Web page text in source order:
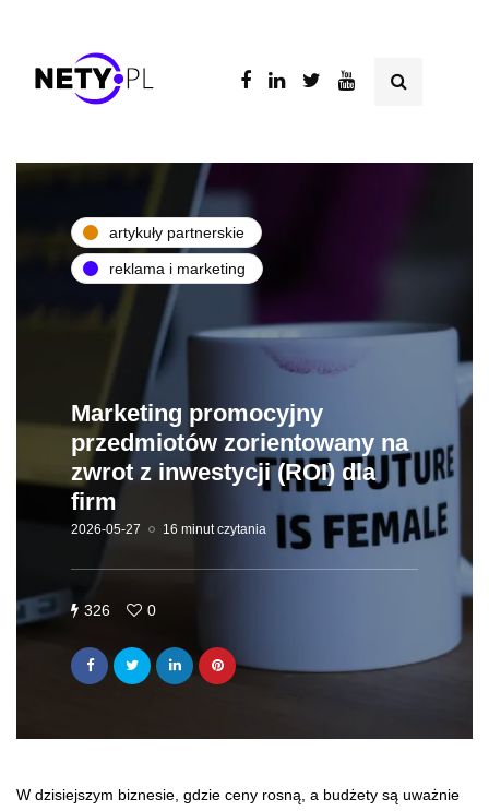
artykuły partnerskie
reklama i marketing
Marketing promocyjny
przedmiotów zorientowany na
zwrot z inwestycji (ROI) dla
firm
2026-05-27 16 minut czytania
326 0
W dzisiejszym biznesie, gdzie ceny rosną, a budżety są uważnie